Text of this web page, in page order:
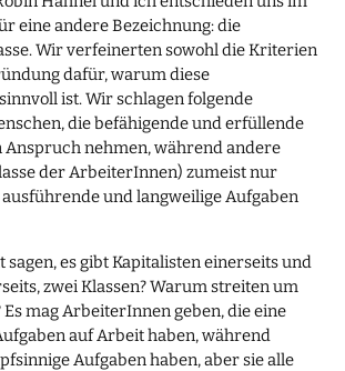
eine andere Bezeichnung: die
Wir verfeinerten sowohl die Kriterien
dafür, warum diese
ist. Wir schlagen folgende
die befähigende und erfüllende
Anspruch nehmen, während andere
der ArbeiterInnen) zumeist nur
und langweilige Aufgaben
es gibt Kapitalisten einerseits und
zwei Klassen? Warum streiten um
Es mag ArbeiterInnen geben, die eine
auf Arbeit haben, während
Aufgaben haben, aber sie alle